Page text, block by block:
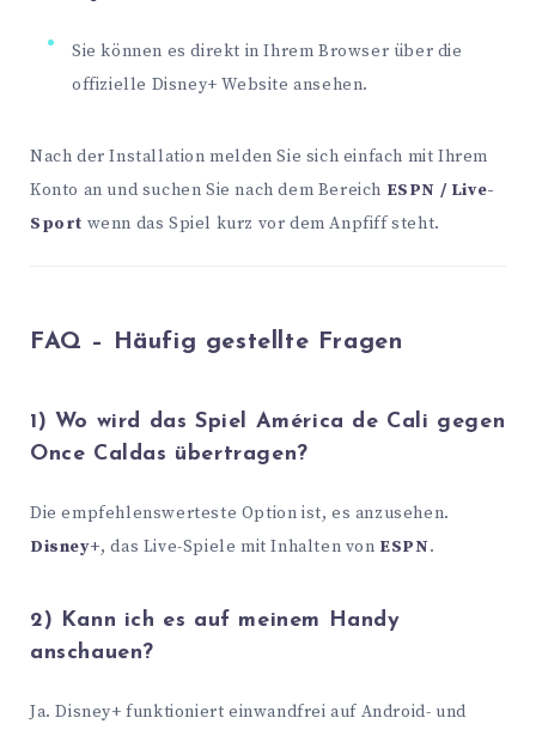
Sie können es direkt in Ihrem Browser über die
offizielle Disney+ Website ansehen.
Nach der Installation melden Sie sich einfach mit Ihrem
Konto an und suchen Sie nach dem Bereich ESPN / Live-
Sport wenn das Spiel kurz vor dem Anpfiff steht.
FAQ – Häufig gestellte Fragen
1) Wo wird das Spiel América de Cali gegen
Once Caldas übertragen?
Die empfehlenswerteste Option ist, es anzusehen.
Disney+, das Live-Spiele mit Inhalten von ESPN.
2) Kann ich es auf meinem Handy
anschauen?
Ja. Disney+ funktioniert einwandfrei auf Android- und